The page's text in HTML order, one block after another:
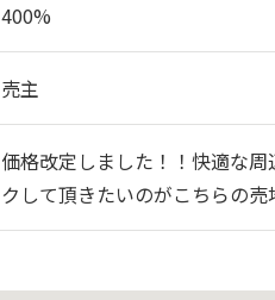
400%
売主
価格改定しました！！快適な
クして頂きたいのがこちらの売